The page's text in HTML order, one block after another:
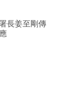
長姜至剛傳